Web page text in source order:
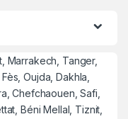
Marrakech, Tanger,
Oujda, Dakhla,
Chefchaouen, Safi,
Béni Mellal, Tiznit,